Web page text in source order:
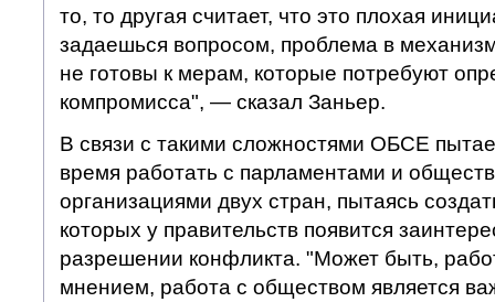
то, то другая считает, что это плохая
задаешься вопросом, проблема в
не готовы к мерам, которые потребуют
компромисса", — сказал Заньер.
В связи с такими сложностями ОБСЕ
время работать с парламентами и
организациями двух стран, пытаясь
которых у правительств появится
разрешении конфликта. "Может быть,
мнением, работа с обществом является